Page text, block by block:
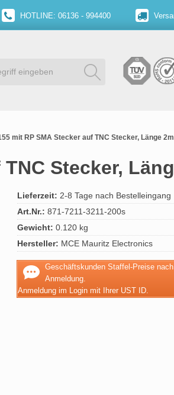
HOTLINE: 06136 - 994400
mit RP SMA Stecker auf TNC Stecker, Länge 2m
Stecker,
Lieferzeit: 2-8 Tage nach Bestelleingang
Art.Nr.: 871-7211-3211-200s
Gewicht: 0.120 kg
Hersteller: MCE Mauritz Electronics
Geschäftskunden Staffel-Preise nach
Anmeldung.
Anmeldung im Login mit Ihrer UST ID.